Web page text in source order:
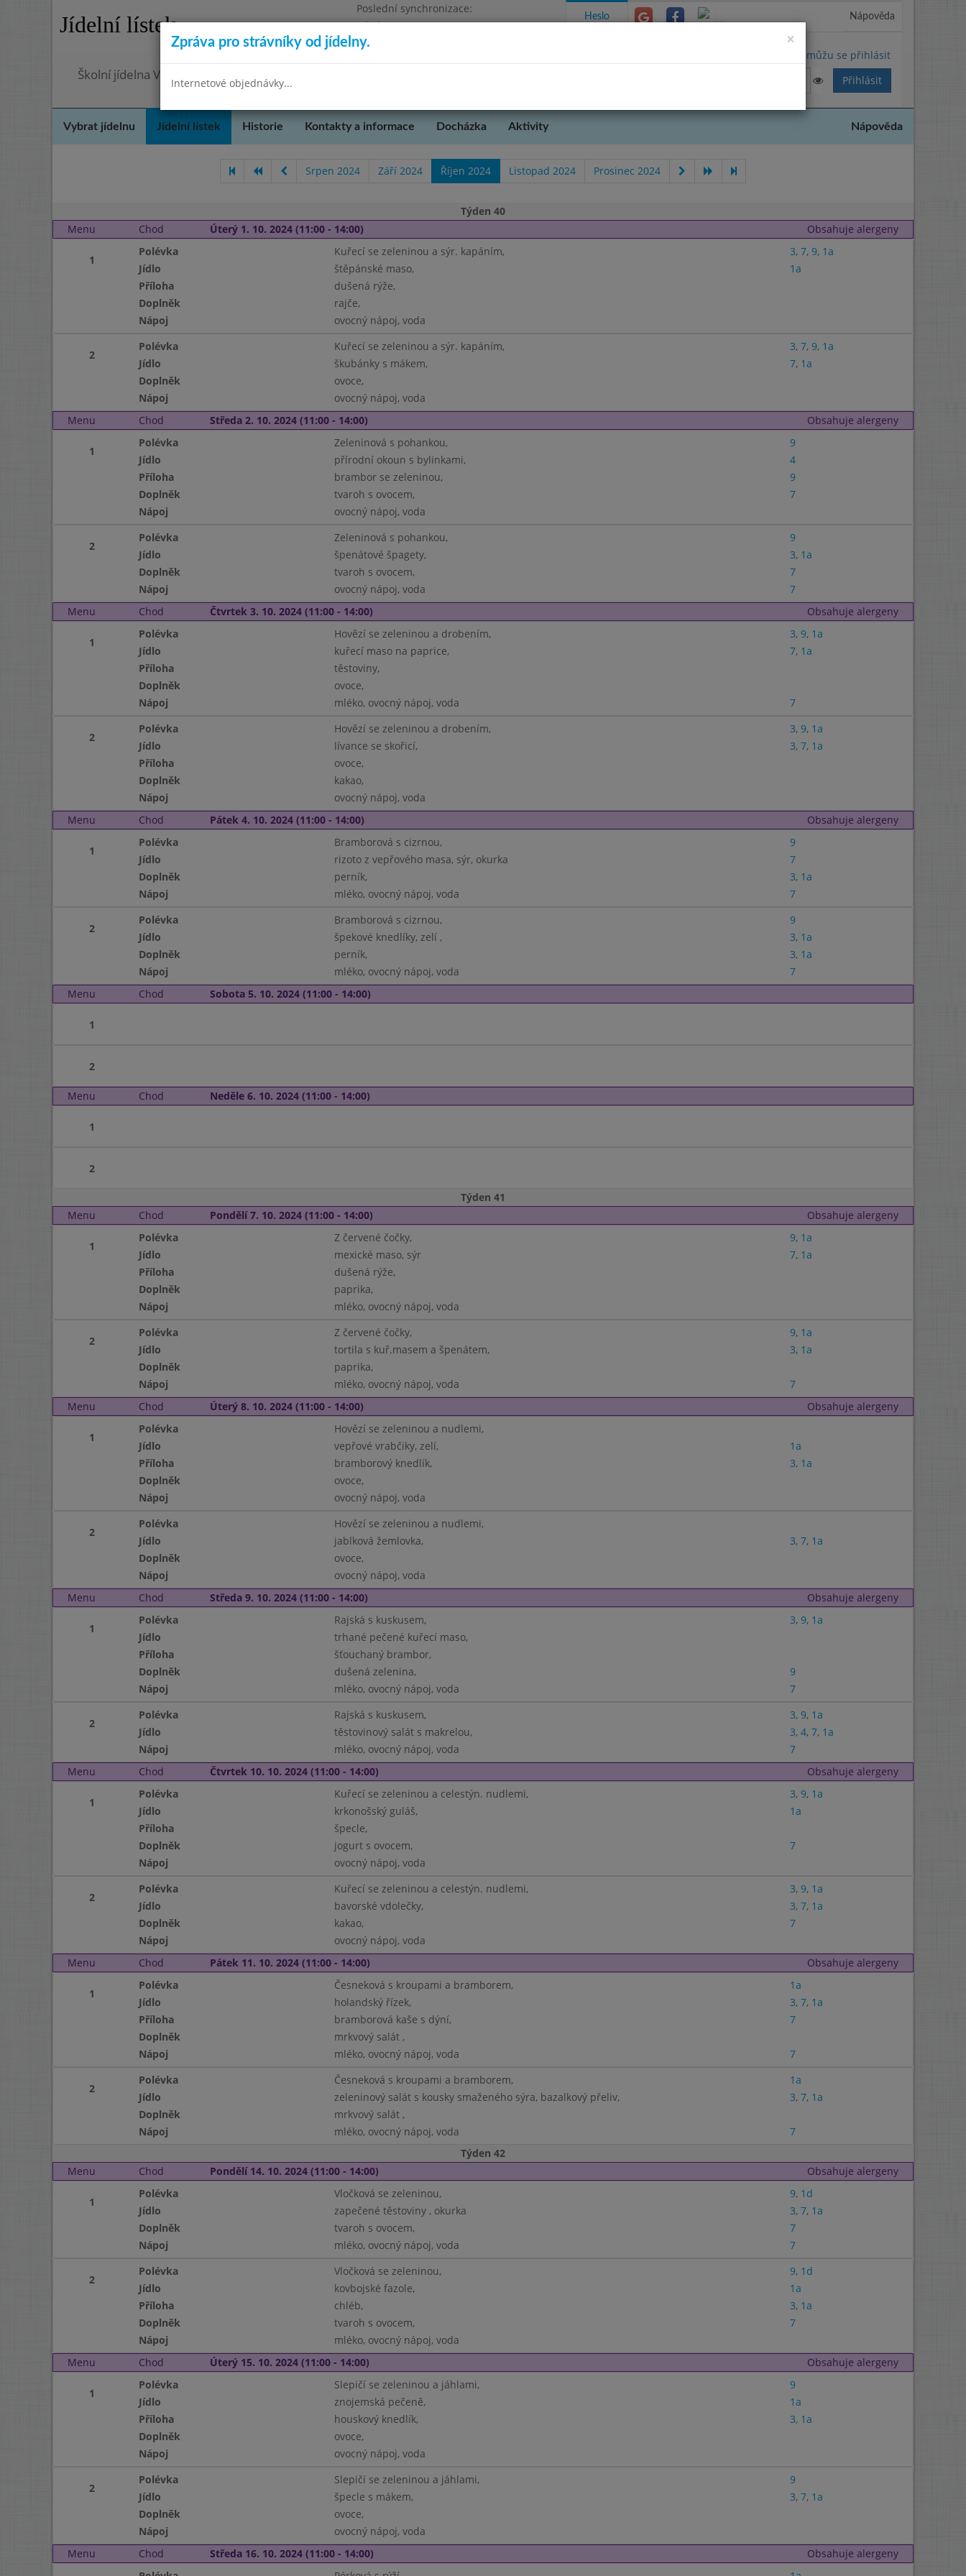
Jídelní lístek
Poslední synchronizace:
Pátek 7.8.2026 10:43
Omezení objednávek
Školní jídelna Velvary, okres Kladno
Heslo Nápověda
Nemůžu se přihlásit
Vybrat jídelnu Jídelní lístek Historie Kontakty a informace Docházka Aktivity Nápověda
Srpen 2024 Září 2024 Říjen 2024 Listopad 2024 Prosinec 2024
Týden 40
Menu
Chod Úterý 1. 10. 2024 (11:00 - 14:00) Obsahuje alergeny
1
Polévka Kuřecí se zeleninou a sýr. kapáním, 3, 7, 9, 1a
Jídlo
štěpánské maso,
1a
Příloha
dušená rýže,
Doplněk
rajče,
Nápoj
ovocný nápoj, voda
2
Polévka Kuřecí se zeleninou a sýr. kapáním, 3, 7, 9, 1a
Jídlo
škubánky s mákem, 7, 1a
Doplněk
ovoce,
Nápoj
ovocný nápoj, voda
Menu
Chod Středa 2. 10. 2024 (11:00 - 14:00) Obsahuje alergeny
1
Polévka Zeleninová s pohankou,
9
Jídlo
přírodní okoun s bylinkami,
4
Příloha
brambor se zeleninou,
9
Doplněk
tvaroh s ovocem,
7
Nápoj
ovocný nápoj, voda
2
Polévka Zeleninová s pohankou,
9
Jídlo
špenátové špagety, 3, 1a
Doplněk
tvaroh s ovocem,
7
Nápoj
ovocný nápoj, voda
7
Menu
Chod Čtvrtek 3. 10. 2024 (11:00 - 14:00) Obsahuje alergeny
1
Polévka Hovězí se zeleninou a drobením, 3, 9, 1a
Jídlo
kuřecí maso na paprice, 7, 1a
Příloha
těstoviny,
Doplněk
ovoce,
Nápoj
mléko, ovocný nápoj, voda 7
2
Polévka Hovězí se zeleninou a drobením, 3, 9, 1a
Jídlo
lívance se skořicí, 3, 7, 1a
Příloha
ovoce,
Doplněk
kakao,
Nápoj
ovocný nápoj, voda
Menu
Chod Pátek 4. 10. 2024 (11:00 - 14:00) Obsahuje alergeny
1
Polévka Bramborová s cizrnou,
9
Jídlo
rizoto z vepřového masa, sýr, okurka
7
Doplněk
perník, 3, 1a
Nápoj
mléko, ovocný nápoj, voda 7
2
Polévka Bramborová s cizrnou,
9
Jídlo
špekové knedlíky, zelí , 3, 1a
Doplněk
perník, 3, 1a
Nápoj
mléko, ovocný nápoj, voda
7
Menu
Chod Sobota 5. 10. 2024 (11:00 - 14:00)
1
2
Menu Chod Neděle 6. 10. 2024 (11:00 - 14:00)
1
2
Týden 41
Menu
Chod Pondělí 7. 10. 2024 (11:00 - 14:00) Obsahuje alergeny
1
Polévka Z červené čočky, 9, 1a
Jídlo
mexické maso, sýr 7, 1a
Příloha
dušená rýže,
Doplněk
paprika,
Nápoj
mléko, ovocný nápoj, voda
2
Polévka Z červené čočky, 9, 1a
Jídlo
tortila s kuř.masem a špenátem, 3, 1a
Doplněk
paprika,
Nápoj
mléko, ovocný nápoj, voda
7
Menu
Chod Úterý 8. 10. 2024 (11:00 - 14:00) Obsahuje alergeny
1
Polévka
Hovězí se zeleninou a nudlemi,
Jídlo
vepřové vrabčiky, zelí,
1a
Příloha
bramborový knedlík, 3, 1a
Doplněk
ovoce,
Nápoj
ovocný nápoj, voda
2
Polévka
Hovězí se zeleninou a nudlemi,
Jídlo
jablková žemlovka, 3, 7, 1a
Doplněk
ovoce,
Nápoj
ovocný nápoj, voda
Menu
Chod Středa 9. 10. 2024 (11:00 - 14:00) Obsahuje alergeny
1
Polévka Rajská s kuskusem, 3, 9, 1a
Jídlo
trhané pečené kuřecí maso,
Příloha
šťouchaný brambor,
Doplněk
dušená zelenina,
9
Nápoj
mléko, ovocný nápoj, voda 7
2
Polévka Rajská s kuskusem, 3, 9, 1a
Jídlo
těstovinový salát s makrelou, 3, 4, 7, 1a
Nápoj
mléko, ovocný nápoj, voda
7
Menu
Chod Čtvrtek 10. 10. 2024 (11:00 - 14:00) Obsahuje alergeny
1
Polévka Kuřecí se zeleninou a celestýn. nudlemi, 3, 9, 1a
Jídlo
krkonošský guláš,
1a
Příloha
špecle,
Doplněk
jogurt s ovocem,
7
Nápoj
ovocný nápoj, voda
2
Polévka Kuřecí se zeleninou a celestýn. nudlemi, 3, 9, 1a
Jídlo
bavorské vdolečky, 3, 7, 1a
Doplněk
kakao,
7
Nápoj
ovocný nápoj, voda
Menu
Chod Pátek 11. 10. 2024 (11:00 - 14:00) Obsahuje alergeny
1
Polévka Česneková s kroupami a bramborem,
1a
Jídlo
holandský řízek, 3, 7, 1a
Příloha
bramborová kaše s dýní,
7
Doplněk
mrkvový salát ,
Nápoj
mléko, ovocný nápoj, voda 7
2
Polévka Česneková s kroupami a bramborem,
1a
Jídlo
zeleninový salát s kousky smaženého sýra, bazalkový přeliv, 3, 7, 1a
Doplněk
mrkvový salát ,
Nápoj
mléko, ovocný nápoj, voda
7
Týden 42
Menu
Chod Pondělí 14. 10. 2024 (11:00 - 14:00) Obsahuje alergeny
1
Polévka Vločková se zeleninou, 9, 1d
Jídlo
zapečené těstoviny , okurka 3, 7, 1a
Doplněk
tvaroh s ovocem,
7
Nápoj
mléko, ovocný nápoj, voda 7
2
Polévka Vločková se zeleninou, 9, 1d
Jídlo
kovbojské fazole,
1a
Příloha
chléb, 3, 1a
Doplněk
tvaroh s ovocem,
7
Nápoj
mléko, ovocný nápoj, voda
Menu
Chod Úterý 15. 10. 2024 (11:00 - 14:00) Obsahuje alergeny
1
Polévka Slepičí se zeleninou a jáhlami,
9
Jídlo
znojemská pečeně,
1a
Příloha
houskový knedlík, 3, 1a
Doplněk
ovoce,
Nápoj
ovocný nápoj, voda
2
Polévka Slepičí se zeleninou a jáhlami,
9
Jídlo
špecle s mákem, 3, 7, 1a
Doplněk
ovoce,
Nápoj
ovocný nápoj, voda
Menu
Chod Středa 16. 10. 2024 (11:00 - 14:00)
Obsahuje alergeny
×
Zpráva pro strávníky od jídelny.
Internetové objednávky...